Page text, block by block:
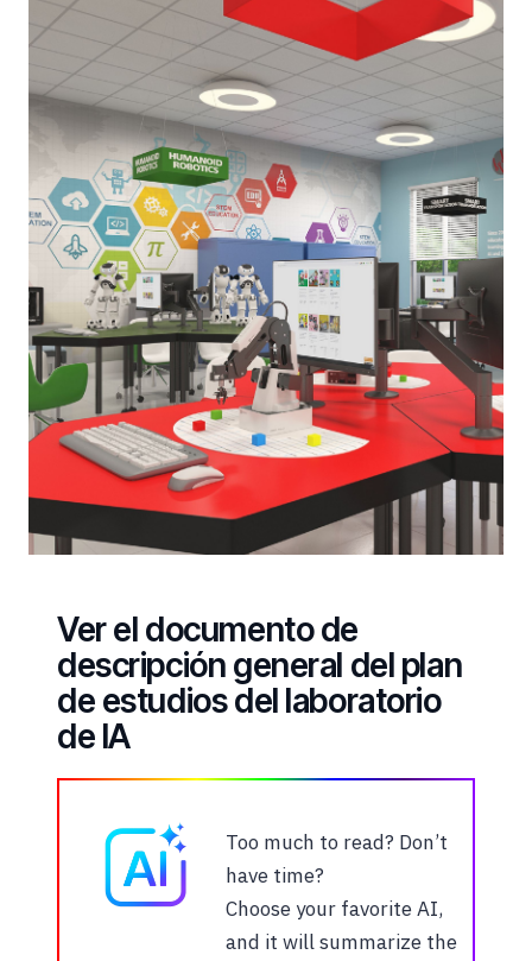
Ver el documento de
descripción general del plan
de estudios del laboratorio
de IA
Too much to read? Don’t
have time?
Choose your favorite AI,
and it will summarize the